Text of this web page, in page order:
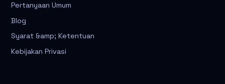
Pertanyaan Umum
Blog
Syarat &amp; Ketentuan
Kebijakan Privasi